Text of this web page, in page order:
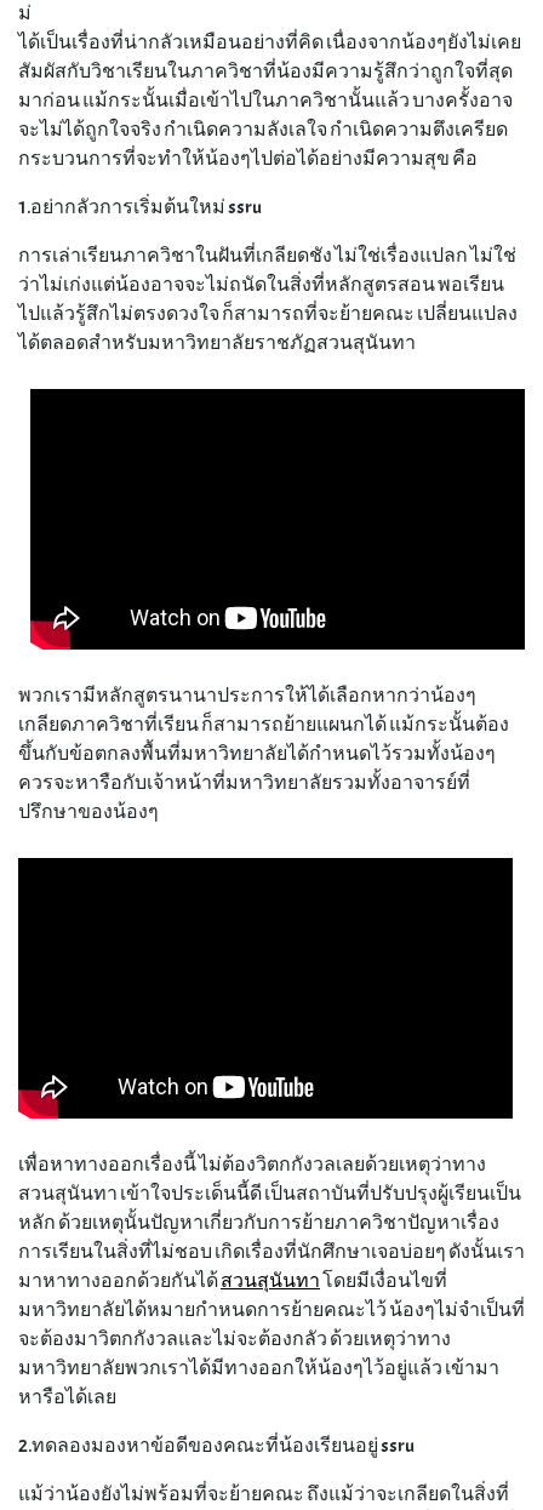
ม่
ได้เป็นเรื่องที่น่ากลัวเหมือนอย่างที่คิด เนื่องจากน้องๆยังไม่เคย
สัมผัสกับวิชาเรียนในภาควิชาที่น้องมีความรู้สึกว่าถูกใจที่สุด
มาก่อน แม้กระนั้นเมื่อเข้าไปในภาควิชานั้นแล้ว บางครั้งอาจ
จะไม่ได้ถูกใจจริง กำเนิดความลังเลใจ กำเนิดความตึงเครียด
กระบวนการที่จะทำให้น้องๆไปต่อได้อย่างมีความสุข คือ
1.อย่ากลัวการเริ่มต้นใหม่ ssru
การเล่าเรียนภาควิชาในฝันที่เกลียดชัง ไม่ใช่เรื่องแปลก ไม่ใช่
ว่าไม่เก่งแต่น้องอาจจะไม่ถนัดในสิ่งที่หลักสูตรสอน พอเรียน
ไปแล้วรู้สึกไม่ตรงดวงใจ ก็สามารถที่จะย้ายคณะ เปลี่ยนแปลง
ได้ตลอดสำหรับมหาวิทยาลัยราชภัฏสวนสุนันทา
พวกเรามีหลักสูตรนานาประการให้ได้เลือกหากว่าน้องๆ
เกลียดภาควิชาที่เรียน ก็สามารถย้ายแผนกได้ แม้กระนั้นต้อง
ขึ้นกับข้อตกลงพื้นที่มหาวิทยาลัยได้กำหนดไว้รวมทั้งน้องๆ
ควรจะหารือกับเจ้าหน้าที่มหาวิทยาลัยรวมทั้งอาจารย์ที่
ปรึกษาของน้องๆ
เพื่อหาทางออกเรื่องนี้ ไม่ต้องวิตกกังวลเลยด้วยเหตุว่าทาง
สวนสุนันทา เข้าใจประเด็นนี้ดี เป็นสถาบันที่ปรับปรุงผู้เรียนเป็น
หลัก ด้วยเหตุนั้นปัญหาเกี่ยวกับการย้ายภาควิชาปัญหาเรื่อง
การเรียนในสิ่งที่ไม่ชอบ เกิดเรื่องที่นักศึกษาเจอบ่อยๆ ดังนั้นเรา
มาหาทางออกด้วยกันได้สวนสุนันทาโดยมีเงื่อนไขที่
มหาวิทยาลัยได้หมายกำหนดการย้ายคณะไว้ น้องๆไม่จำเป็นที่
จะต้องมาวิตกกังวลและไม่จะต้องกลัว ด้วยเหตุว่าทาง
มหาวิทยาลัยพวกเราได้มีทางออกให้น้องๆไว้อยู่แล้ว เข้ามา
หารือได้เลย
2.ทดลองมองหาข้อดีของคณะที่น้องเรียนอยู่ ssru
แม้ว่าน้องยังไม่พร้อมที่จะย้ายคณะ ถึงแม้ว่าจะเกลียดในสิ่งที่